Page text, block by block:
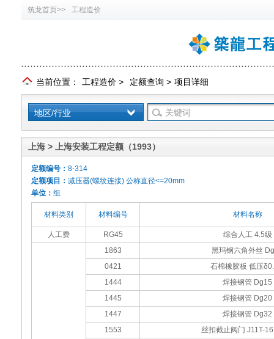
筑龙首页>> 工程造价
当前位置： 工程造价 > 定额查询 > 项目详细
地区/行业
上海 > 上海安装工程定额（1993）
定额编号： 8-314
定额项目： 减压器(螺纹连接) 公称直径<=20mm
单位： 组
材料类别 材料编号 材料名称
人工费 RG45 综合人工 4.5级
1863
黑玛钢六角外丝
0421
石棉橡胶板 低压
1444
焊接钢管 Dg15
1445
焊接钢管 Dg20
1447
焊接钢管 Dg32
1553
丝扣截止阀门 J11T-